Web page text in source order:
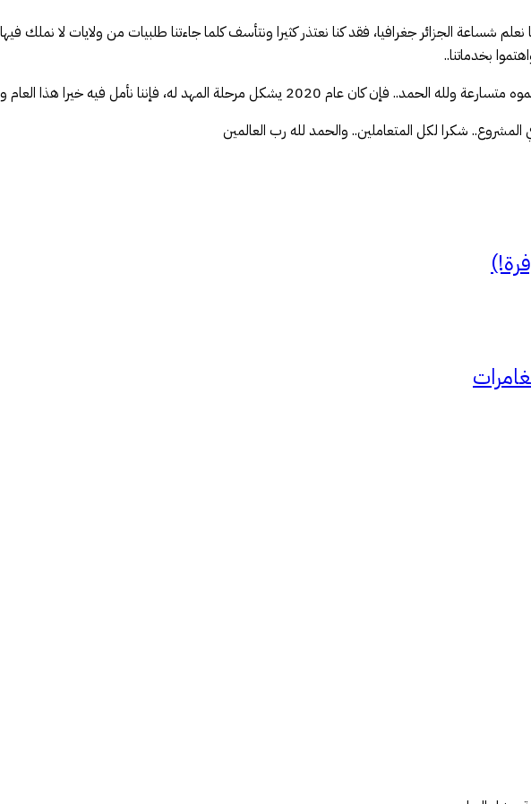
نعلم شساعة الجزائر جغرافيا، فقد كنا نعتذر كثيرا ونتأسف كلما جاءتنا طلبيات من ولايات لا
بخدماتنا..
خيرا هذا العام وما سيأتي بعده.. التوسع الآن صار عالميا بعدما وفقنا الله لتغطية الجزائر..
شكرا لكل المتعاملين.. والحمد لله رب العالمين